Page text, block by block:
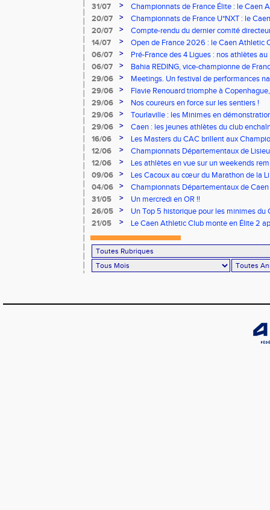
31/07
>
Championnats de France Élite : le Caen
vous à Albi !
20/07 >
Championnats de France U*NXT : le
Stade Charléty !
20/07 >
Compte-rendu du dernier comité
14/07
>
Open de France 2026 : le Caen Athletic
06/07
>
Pré-France des 4 Ligues : nos athlètes
06/07
>
Bahia REDING, vice-championne de
29/06
>
Meetings. Un festival de performances
concours
29/06 >
Flavie Renouard triomphe à
brillent sur tous les fronts
29/06 >
Nos coureurs en force sur les sentiers !
29/06
>
Tourlaville : les Minimes en
29/06
>
Caen : les jeunes athlètes du club
16/06
>
Les Masters du CAC brillent aux
12/06
>
Championnats Départementaux de
remarquables pour nos jeunes athlètes
12/06 >
Les athlètes en vue sur un weekends
09/06
>
Les Cacoux au cœur du Marathon de la
04/06
>
Championnats Départementaux de
rendez-vous
31/05 >
Un mercredi en OR !!
26/05
>
Un Top 5 historique pour les minimes du
Finale Nationale Equip’Athlé !
21/05 >
Le Caen Athletic Club monte en Élite 2